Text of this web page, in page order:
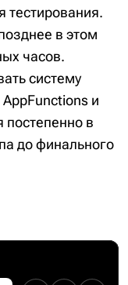
тестирования.
в этом
часов.
систему
и
постепенно в
до финального